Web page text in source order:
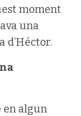
moment
una
d’Héctor.
en algun